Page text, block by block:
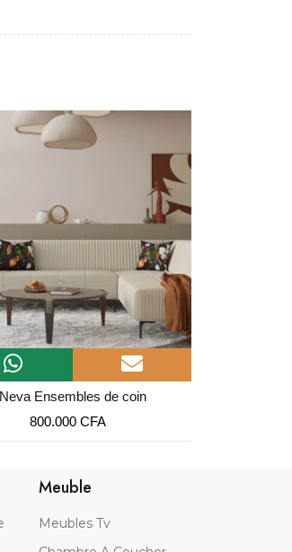
Neva Ensembles de coin
800.000 CFA
Meuble
Meubles Tv